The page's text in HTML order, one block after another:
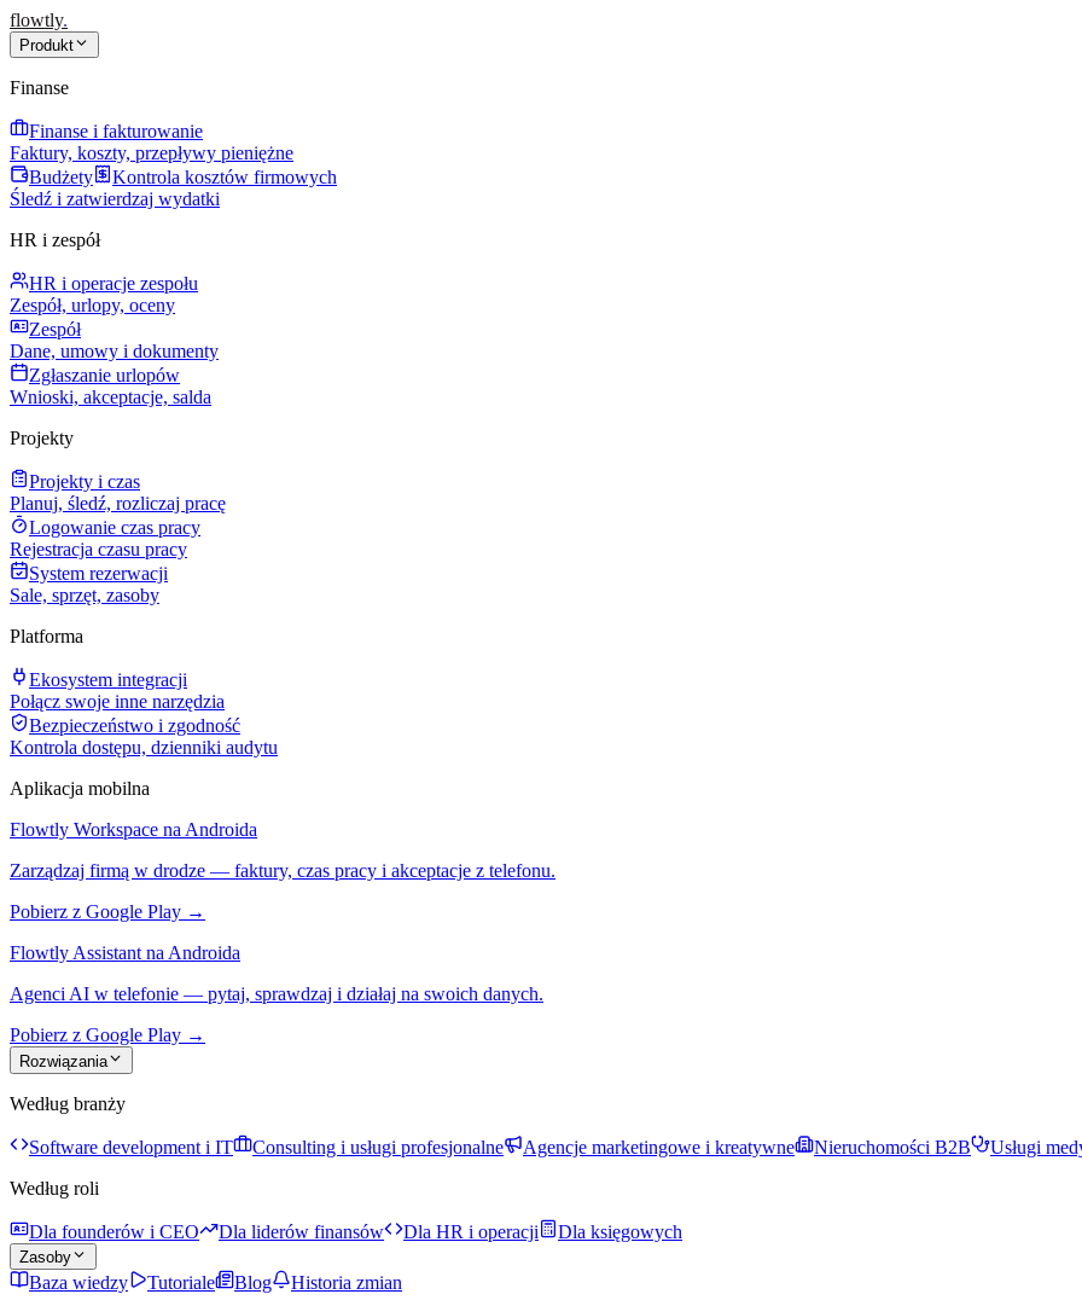
flowtly.
Produkt
Finanse
Finanse i fakturowanie
Faktury, koszty, przepływy pieniężne
Budżety
Kontrola kosztów firmowych
Śledź i zatwierdzaj wydatki
HR i zespół
HR i operacje zespołu
Zespół, urlopy, oceny
Zespół
Dane, umowy i dokumenty
Zgłaszanie urlopów
Wnioski, akceptacje, salda
Projekty
Projekty i czas
Planuj, śledź, rozliczaj pracę
Logowanie czas pracy
Rejestracja czasu pracy
System rezerwacji
Sale, sprzęt, zasoby
Platforma
Ekosystem integracji
Połącz swoje inne narzędzia
Bezpieczeństwo i zgodność
Kontrola dostępu, dzienniki audytu
Aplikacja mobilna
Flowtly Workspace na Androida
Zarządzaj firmą w drodze — faktury, czas pracy i akceptacje z telefonu.
Pobierz z Google Play →
Flowtly Assistant na Androida
Agenci AI w telefonie — pytaj, sprawdzaj i działaj na swoich danych.
Pobierz z Google Play →
Rozwiązania
Według branży
Software development i IT Consulting i usługi profesjonalne Agencje marketingowe i kreatywne Nieruchomości B2B
Usługi
Według roli
Dla founderów i CEO Dla liderów finansów Dla HR i operacji Dla księgowych
Zasoby
Baza wiedzy Tutoriale Blog
Historia zmian